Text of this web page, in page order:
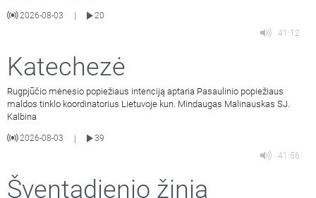
2026-08-03
20
41:12
Katechezė
Rugpjūčio mėnesio popiežiaus intenciją aptaria Pasaulinio popiežiaus
maldos tinklo koordinatorius Lietuvoje kun. Mindaugas Malinauskas SJ.
Kalbina
2026-08-03 |
39
41:56
Šventadienio žinia